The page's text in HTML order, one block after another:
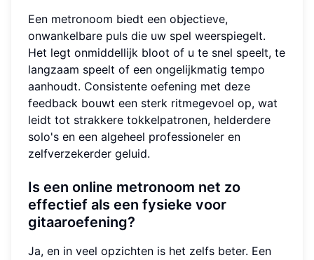
Een metronoom biedt een objectieve,
onwankelbare puls die uw spel weerspiegelt.
Het legt onmiddellijk bloot of u te snel speelt, te
langzaam speelt of een ongelijkmatig tempo
aanhoudt. Consistente oefening met deze
feedback bouwt een sterk ritmegevoel op, wat
leidt tot strakkere tokkelpatronen, helderdere
solo's en een algeheel professioneler en
zelfverzekerder geluid.
Is een online metronoom net zo
effectief als een fysieke voor
gitaaroefening?
Ja, en in veel opzichten is het zelfs beter. Een